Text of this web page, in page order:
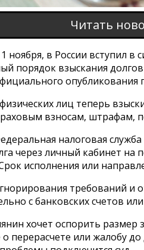
Читать
1 ноября, в России вступил в
порядок взыскания
опубликования
физических лиц теперь
взносам, штрафам,
налоговая
через личный кабинет на
исполнения или
требований и
с банковских счетов
хочет оспорить
о перерасчете или жалобу